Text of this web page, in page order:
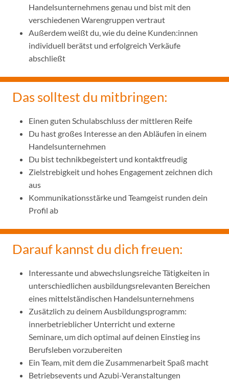
Handelsunternehmens genau und bist mit den
verschiedenen Warengruppen vertraut
Außerdem weißt du, wie du deine Kunden:innen
individuell berätst und erfolgreich Verkäufe
abschließt
Das solltest du mitbringen:
Einen guten Schulabschluss der mittleren Reife
Du hast großes Interesse an den Abläufen in einem
Handelsunternehmen
Du bist technikbegeistert und kontaktfreudig
Zielstrebigkeit und hohes Engagement zeichnen dich
aus
Kommunikationsstärke und Teamgeist runden dein
Profil ab
Darauf kannst du dich freuen:
Interessante und abwechslungsreiche Tätigkeiten in
unterschiedlichen ausbildungsrelevanten Bereichen
eines mittelständischen Handelsunternehmens
Zusätzlich zu deinem Ausbildungsprogramm:
innerbetrieblicher Unterricht und externe
Seminare, um dich optimal auf deinen Einstieg ins
Berufsleben vorzubereiten
Ein Team, mit dem die Zusammenarbeit Spaß macht
Betriebsevents und Azubi-Veranstaltungen